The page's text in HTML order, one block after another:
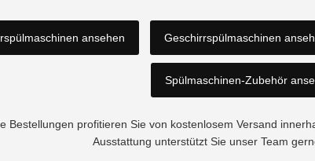
ansehen Geschirrspülmaschinen
Spülmaschinen-Zubehör
Bestellungen profitieren Sie von kostenlosem Versand
Ausstattung unterstützt Sie unser Team